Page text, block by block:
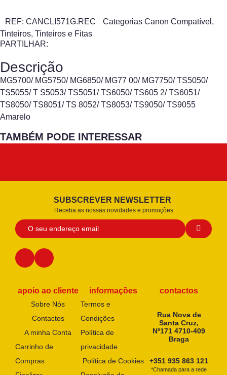
REF: CANCLI571G.REC Categorias Canon Compatível ,
Tinteiros, Tinteiros e Fitas
PARTILHAR:
Descrição
MG5700/ MG5750/ MG6850/ MG77 00/ MG7750/ TS5050/
TS5055/ T S5053/ TS5051/ TS6050/ TS605 2/ TS6051/
TS8050/ TS8051/ TS 8052/ TS8053/ TS9050/ TS9055
Amarelo
TAMBÉM PODE INTERESSAR
SUBSCREVER NEWSLETTER
Receba as nossas novidades e promoções
apoio ao cliente
Sobre Nós
Contactos
A minha Conta
Carrinho de
Compras
informações
Termos e
Condições
Política de
privacidade
Política de Cookies
contactos
Rua Nova de
Santa Cruz,
Nº171 4710-409
Braga
+351 935 863 121
*Chamada para a rede